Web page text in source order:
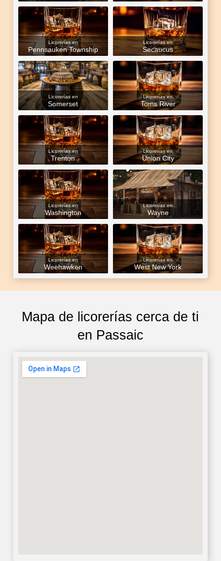
Licorerías en
Pennsauken Township
Licorerías en
Secaucus
Licorerías en
Somerset
Licorerías en
Toms River
Licorerías en
Trenton
Licorerías en
Union City
Licorerías en
Washington
Licorerías en
Wayne
Licorerías en
Weehawken
Licorerías en
West New York
Mapa de licorerías cerca de ti
en Passaic